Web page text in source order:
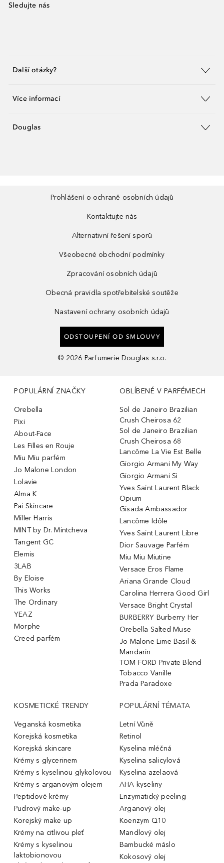
Sledujte nás
Další otázky?
Více informací
Douglas
Prohlášení o ochraně osobních údajů
Kontaktujte nás
Alternativní řešení sporů
Všeobecné obchodní podmínky
Zpracování osobních údajů
Obecná pravidla spotřebitelské soutěže
Nastavení ochrany osobních údajů
ODSTOUPENÍ OD SMLOUVY
© 2026 Parfumerie Douglas s.r.o.
POPULÁRNÍ ZNAČKY
Orebella
Pixi
About-Face
Les Filles en Rouje
Miu Miu parfém
Jo Malone London
Lolavie
Alma K
Pai Skincare
Miller Harris
MINT by Dr. Mintcheva
Tangent GC
Elemis
3LAB
By Eloise
This Works
The Ordinary
YEAZ
Morphe
Creed parfém
OBLÍBENÉ V PARFÉMECH
Sol de Janeiro Brazilian
Crush Cheirosa 62
Sol de Janeiro Brazilian
Crush Cheirosa 68
Lancôme La Vie Est Belle
Giorgio Armani My Way
Giorgio Armani Sì
Yves Saint Laurent Black
Opium
Gisada Ambassador
Lancôme Idôle
Yves Saint Laurent Libre
Dior Sauvage Parfém
Miu Miu Miutine
Versace Eros Flame
Ariana Grande Cloud
Carolina Herrera Good Girl
Versace Bright Crystal
BURBERRY Burberry Her
Orebella Salted Muse
Jo Malone Lime Basil &
Mandarin
TOM FORD Private Blend
Tobacco Vanille
Prada Paradoxe
KOSMETICKÉ TRENDY
Veganská kosmetika
Korejská kosmetika
Korejská skincare
Krémy s glycerinem
Krémy s kyselinou glykolovou
Krémy s arganovým olejem
Peptidové krémy
Pudrový make-up
Korejský make up
Krémy na citlivou pleť
Krémy s kyselinou
laktobionovou
POPULÁRNÍ TÉMATA
Letní Vůně
Retinol
Kyselina mléčná
Kyselina salicylová
Kyselina azelaová
AHA kyseliny
Enzymatický peeling
Arganový olej
Koenzym Q10
Mandlový olej
Bambucké máslo
Kokosový olej